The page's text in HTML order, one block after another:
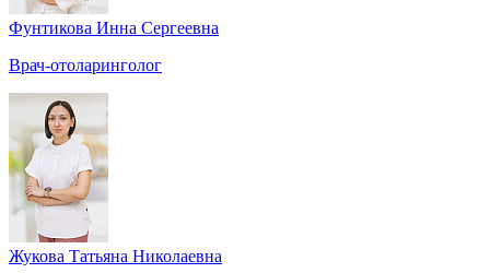
Фунтикова Инна Сергеевна
Врач-отоларинголог
Жукова Татьяна Николаевна